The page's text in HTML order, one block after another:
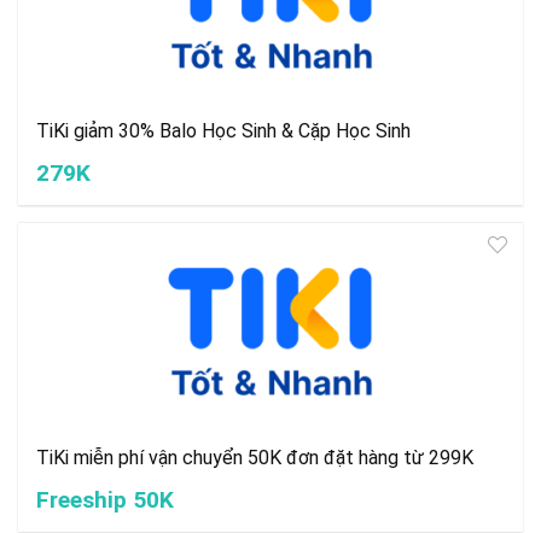
TiKi giảm 30% Balo Học Sinh & Cặp Học Sinh
279K
TiKi miễn phí vận chuyển 50K đơn đặt hàng từ 299K
Freeship 50K